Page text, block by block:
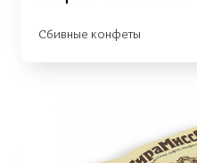
Сбивные конфеты